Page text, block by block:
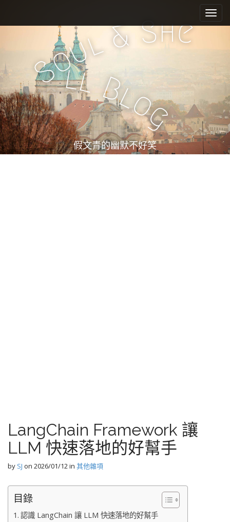
e
n
u
i
c
n
t
e
n
t
Soul&She
ll Bl
og
假文青的幽默不好笑
LangChain Framework 讓
LLM 快速落地的好幫手
by SJ on 2026/01/12in 其他雜項
目錄
認識 LangChain 讓 LLM 快速落地的好幫手